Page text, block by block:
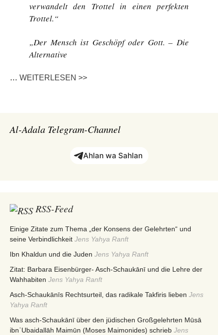
verwandelt den Trottel in einen perfekten
Trottel.“
„Der Mensch ist Geschöpf oder Gott. – Die
Alternative
… WEITERLESEN >>
Al-Adala Telegram-Channel
Ahlan wa Sahlan
RSS-Feed
Einige Zitate zum Thema „der Konsens der Gelehrten“ und
seine Verbindlichkeit Jens Yahya Ranft
Ibn Khaldun und die Juden Jens Yahya Ranft
Zitat: Barbara Eisenbürger- Asch-Schaukānī und die Lehre der
Wahhabiten Jens Yahya Ranft
Asch-Schaukānīs Rechtsurteil, das radikale Takfiris lieben Jens
Yahya Ranft
Was asch-Schaukānī über den jüdischen Großgelehrten Mūsā
ibnʿUbaidallāh Maimūn (Moses Maimonides) schrieb Jens